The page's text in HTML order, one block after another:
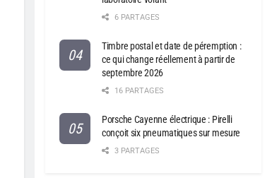
6 PARTAGES
Timbre postal et date de péremption :
ce qui change réellement à partir de
septembre 2026
16 PARTAGES
Porsche Cayenne électrique : Pirelli
conçoit six pneumatiques sur mesure
3 PARTAGES